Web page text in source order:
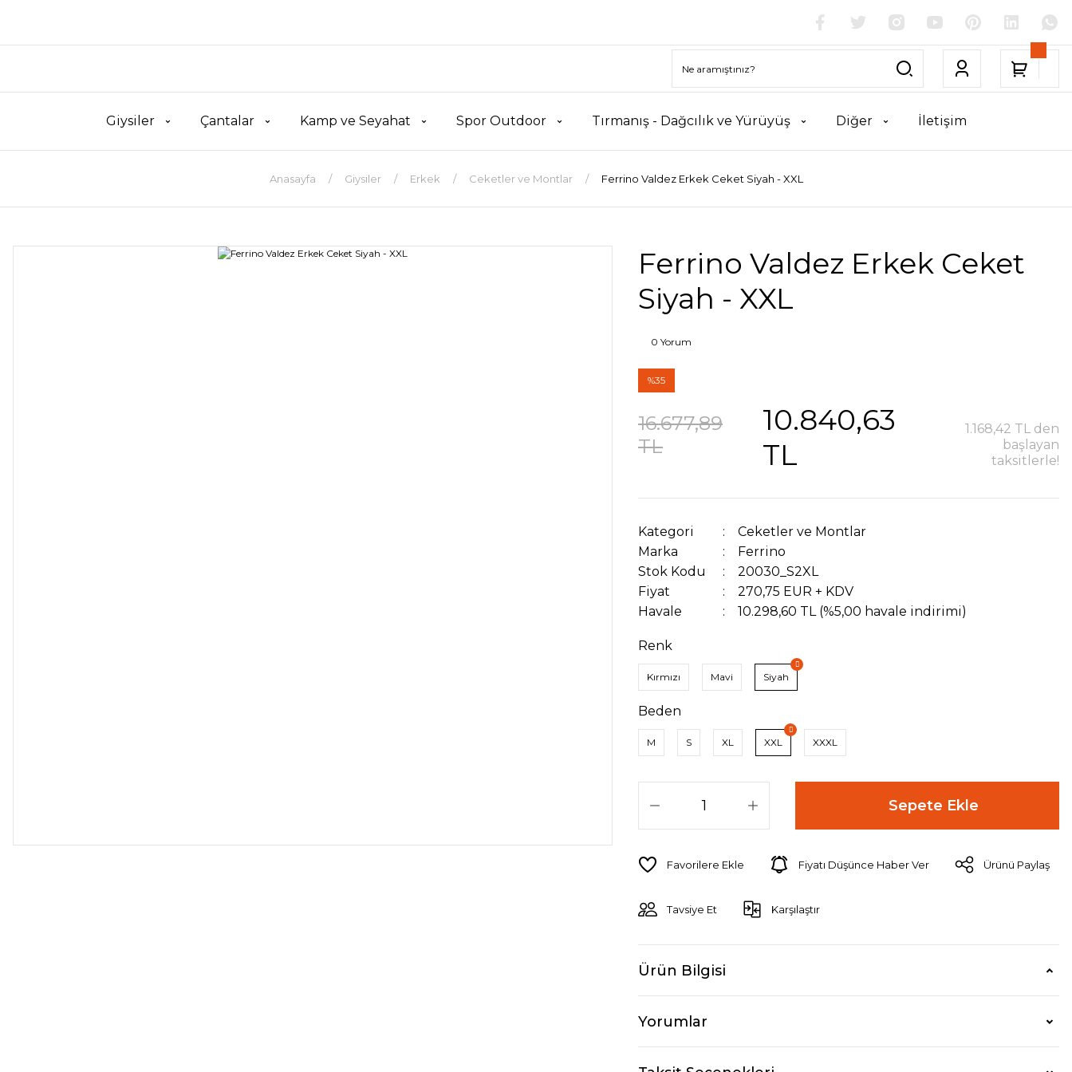
Giysiler Çantalar Kamp ve Seyahat Spor Outdoor Tırmanış - Dağcılık ve Yürüyüş Diğer İletişim
Anasayfa Giysiler Erkek Ceketler ve Montlar Ferrino Valdez Erkek Ceket Siyah - XXL
Ferrino Valdez Erkek Ceket
Siyah - XXL
0 Yorum
%35
16.677,89
TL
10.840,63
TL
1.168,42 TL den
başlayan
taksitlerle!
Kategori
Ceketler ve Montlar
Marka
Ferrino
Stok Kodu
20030_S2XL
Fiyat
270,75 EUR + KDV
Havale
10.298,60 TL (%5,00 havale indirimi)
Renk
Kırmızı Mavi Siyah
Beden
M S XL XXL XXXL
Sepete Ekle
Fiyatı Düşünce Haber Ver Ürünü Paylaş
Tavsiye Et Karşılaştır
Ürün Bilgisi
Yorumlar